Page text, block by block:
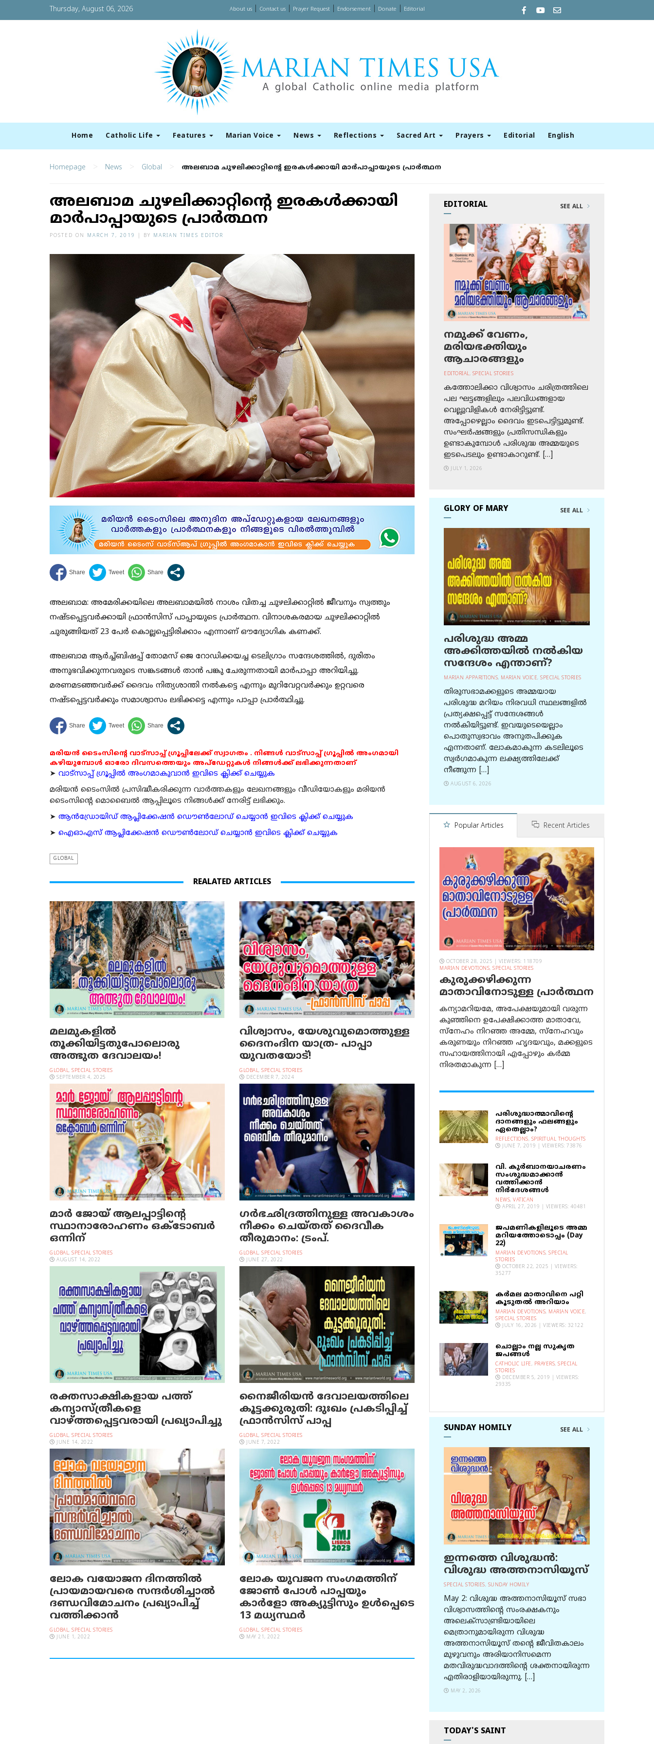
Thursday, August 06, 2026 About us| Contact us| Prayer Request| Endorsement| Donate Editorial
Home Catholic Life Features Marian Voice News Reflections Sacred Art Prayers Editorial English
Homepage > News > Global > അലബാമ ചുഴലിക്കാറ്റിന്റെ ഇരകള്‍ക്കായി മാര്‍പാപ്പായുടെ പ്രാര്‍ത്ഥന
അലബാമ ചുഴലിക്കാറ്റിന്റെ ഇരകള്‍ക്കായി
മാര്‍പാപ്പായുടെ പ്രാര്‍ത്ഥന
POSTED ON MARCH 7, 2019 BY MARIAN TIMES EDITOR
അലബാമ: അമേരിക്കയിലെ അലബാമയില്‍ നാശം വിതച്ച ചുഴലിക്കാറ്റില്‍ ജീവനും സ്വത്തും
നഷ്ടപ്പെട്ടവര്‍ക്കായി ഫ്രാന്‍സിസ് പാപ്പായുടെ പ്രാര്‍ത്ഥന. വിനാശകരമായ ചുഴലിക്കാറ്റില്‍
ചുരുങ്ങിയത് 23 പേര്‍ കൊല്ലപ്പെട്ടിരിക്കാം എന്നാണ് ഔദ്യോഗിക കണക്ക്.
അലബാമ ആര്‍ച്ച്ബിഷപ്പ് തോമസ് ജെ റോഡിക്കയച്ച ടെലിഗ്രാം സന്ദേശത്തില്‍, ദുരിതം
അനുഭവിക്കുന്നവരുടെ സങ്കടങ്ങള്‍ താന്‍ പങ്കു ചേരുന്നതായി മാര്‍പാപ്പാ അറിയിച്ചു.
മരണമടഞ്ഞവര്‍ക്ക് ദൈവം നിത്യശാന്തി നല്‍കട്ടെ എന്നും മുറിവേറ്റവര്‍ക്കും ഉറ്റവരെ
നഷ്ടപ്പെട്ടവര്‍ക്കും സമാശ്വാസം ലഭിക്കട്ടെ എന്നും പാപ്പാ പ്രാര്‍ത്ഥിച്ചു.
മരിയൻ ടൈംസിന്റെ വാട്സാപ്പ് ഗ്രൂപ്പിലേക്ക് സ്വാഗതം . നിങ്ങൾ വാട്സാപ്പ് ഗ്രൂപ്പിൽ അംഗമായി
കഴിയുമ്പോൾ ഓരോ ദിവസത്തെയും അപ്ഡേറ്റുകൾ നിങ്ങൾക്ക് ലഭിക്കുന്നതാണ്
➤ വാട്സാപ്പ് ഗ്രൂപ്പിൽ അംഗമാകുവാൻ ഇവിടെ ക്ലിക്ക് ചെയ്യുക
മരിയന്‍ ടൈംസില്‍ പ്രസിദ്ധീകരിക്കുന്ന വാര്‍ത്തകളും ലേഖനങ്ങളും വീഡിയോകളും മരിയന്‍
ടൈംസിന്റെ മൊബൈല്‍ ആപ്പിലൂടെ നിങ്ങള്‍ക്ക് നേരിട്ട് ലഭിക്കും.
➤ ആന്‍ഡ്രോയിഡ് ആപ്ലിക്കേഷന്‍ ഡൌണ്‍ലോഡ് ചെയ്യാന്‍ ഇവിടെ ക്ലിക്ക് ചെയ്യുക
➤ ഐഓഎസ് ആപ്ലിക്കേഷന്‍ ഡൌണ്‍ലോഡ് ചെയ്യാന്‍ ഇവിടെ ക്ലിക്ക് ചെയ്യുക
GLOBAL
REALATED ARTICLES
മലമുകളില്‍
തൂക്കിയിട്ടതുപോലൊരു
അത്ഭുത ദേവാലയം!
GLOBAL, SPECIAL STORIES
SEPTEMBER 4, 2025
വിശ്വാസം, യേശുവുമൊത്തുള്ള
ദൈനംദിന യാത്ര- പാപ്പാ
യുവതയോട്!
GLOBAL, SPECIAL STORIES
DECEMBER 7, 2024
മാർ ജോയ് ആലപ്പാട്ടിന്റെ
സ്ഥാനാരോഹണം ഒക്ടോബർ
ഒന്നിന്
GLOBAL, SPECIAL STORIES
AUGUST 14, 2022
ഗര്‍ഭഛിദ്രത്തിനുള്ള അവകാശം
നീക്കം ചെയ്തത് ദൈവീക
തീരുമാനം: ട്രംപ്.
GLOBAL, SPECIAL STORIES
JUNE 27, 2022
രക്തസാക്ഷികളായ പത്ത്
കന്യാസ്ത്രീകളെ
വാഴ്ത്തപ്പെട്ടവരായി പ്രഖ്യാപിച്ചു
GLOBAL, SPECIAL STORIES
JUNE 14, 2022
നൈജീരിയന്‍ ദേവാലയത്തിലെ
കൂട്ടക്കുരുതി: ദുഃഖം പ്രകടിപ്പിച്ച്
ഫ്രാന്‍സിസ് പാപ്പ
GLOBAL, SPECIAL STORIES
JUNE 7, 2022
ലോക വയോജന ദിനത്തിൽ
പ്രായമായവരെ സന്ദർശിച്ചാൽ
ദണ്ഡവിമോചനം പ്രഖ്യാപിച്ച്
വത്തിക്കാൻ
GLOBAL, SPECIAL STORIES
JUNE 1, 2022
ലോക യുവജന സംഗമത്തിന്
ജോൺ പോൾ പാപ്പയും
കാര്‍ളോ അക്യുട്ടിസും ഉൾപ്പെടെ
13 മധ്യസ്ഥർ
GLOBAL, SPECIAL STORIES
MAY 21, 2022
EDITORIAL SEE ALL
നമുക്ക് വേണം,
മരിയഭക്തിയും
ആചാരങ്ങളും
EDITORIAL, SPECIAL STORIES
കത്തോലിക്കാ വിശ്വാസം ചരിത്രത്തിലെ
പല ഘട്ടങ്ങളിലും പലവിധങ്ങളായ
വെല്ലുവിളികള്‍ നേരിട്ടിട്ടുണ്ട്.
അപ്പോഴെല്ലാം ദൈവം ഇടപെട്ടിട്ടുമുണ്ട്.
സംഘര്‍ഷങ്ങളും പ്രതിസന്ധികളും
ഉണ്ടാകുമ്പോള്‍ പരിശുദ്ധ അമ്മയുടെ
ഇടപെടലും ഉണ്ടാകാറുണ്ട്. […]
JULY 1, 2026
GLORY OF MARY SEE ALL
പരിശുദ്ധ അമ്മ
അക്കിത്തയില്‍ നല്‍കിയ
സന്ദേശം എന്താണ്?
MARIAN APPARITIONS, MARIAN VOICE, SPECIAL STORIES
തിരുസഭാമക്കളുടെ അമ്മയായ
പരിശുദ്ധ മറിയം നിരവധി സ്ഥലങ്ങളിൽ
പ്രത്യക്ഷപ്പെട്ട് സന്ദേശങ്ങൾ
നൽകിയിട്ടുണ്ട്. ഇവയുടെയെല്ലാം
പൊതുസ്വഭാവം അനുതപിക്കുക
എന്നതാണ്. ലോകമാകുന്ന കടലിലൂടെ
സ്വർഗമാകുന്ന ലക്ഷ്യത്തിലേക്ക്
നീങ്ങുന്ന […]
AUGUST 6, 2026
Popular Articles Recent Articles
OCTOBER 28, 2025 | VIEWERS: 118709
MARIAN DEVOTIONS, SPECIAL STORIES
കുരുക്കഴിക്കുന്ന
മാതാവിനോടുള്ള പ്രാര്‍ത്ഥന
കന്യാമറിയമേ, അപേക്ഷയുമായി വരുന്ന
കുഞ്ഞിനെ ഉപേക്ഷിക്കാത്ത മാതാവേ,
സ്നേഹം നിറഞ്ഞ അമ്മേ, സ്നേഹവും
കരുണയും നിറഞ്ഞ ഹൃദയവും, മക്കളുടെ
സഹായത്തിനായി എപ്പോഴും കർമ്മ
നിരതമാകുന്ന […]
പരിശുദ്ധാത്മാവിന്റെ
ദാനങ്ങളും ഫലങ്ങളും
ഏതെല്ലാം?
REFLECTIONS, SPIRITUAL THOUGHTS
JUNE 7, 2019 | VIEWERS: 73876
വി. കുര്‍ബാനയാചരണം
സംശുദ്ധമാക്കാന്‍
വത്തിക്കാന്‍
നിര്‍ദേശങ്ങള്‍
NEWS, VATICAN
APRIL 27, 2019 | VIEWERS: 40481
ജപമണികളിലൂടെ അമ്മ
മറിയത്തോടൊപ്പം (Day
22)
MARIAN DEVOTIONS, SPECIAL
STORIES
OCTOBER 22, 2025 | VIEWERS:
35277
കര്‍മല മാതാവിനെ പറ്റി
കൂടുതല്‍ അറിയാം
MARIAN DEVOTIONS, MARIAN VOICE,
SPECIAL STORIES
JULY 16, 2026 | VIEWERS: 32122
ചൊല്ലാം നല്ല സുകൃത
ജപങ്ങൾ
CATHOLIC LIFE, PRAYERS, SPECIAL
STORIES
DECEMBER 5, 2019 | VIEWERS:
29335
SUNDAY HOMILY SEE ALL
ഇന്നത്തെ വിശുദ്ധന്‍:
വിശുദ്ധ അത്തനാസിയൂസ്
SPECIAL STORIES, SUNDAY HOMILY
May 2: വിശുദ്ധ അത്തനാസിയൂസ് സഭാ
വിശ്വാസത്തിന്റെ സംരക്ഷകനും
അലെക്സാണ്ട്രിയായിലെ
മെത്രാനുമായിരുന്ന വിശുദ്ധ
അത്തനാസിയൂസ് തന്റെ ജീവിതകാലം
മുഴുവനും അരിയാനിസമെന്ന
മതവിരുദ്ധവാദത്തിന്റെ ശക്തനായിരുന്ന
എതിരാളിയായിരുന്നു. […]
MAY 2, 2026
TODAY'S SAINT